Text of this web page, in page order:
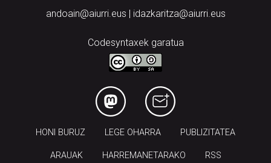
andoain@aiurri.eus | idazkaritza@aiurri.eus
Codesyntaxek garatua
HONI BURUZ LEGE OHARRA PUBLIZITATEA
ARAUAK HARREMANETARAKO RSS